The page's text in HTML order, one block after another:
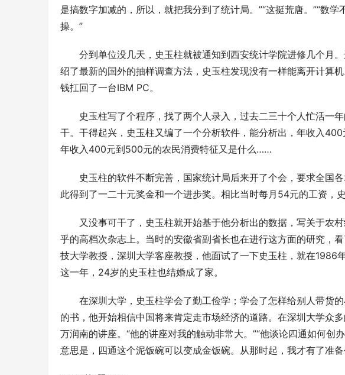
是搞数字加减的，所以，就把我分到了统计局。”“这挺荒唐。”“数
操。”
分到单位没几天，史玉柱就被通知到西安统计学院进修几个月。
绍了最新的国外的抽样调查方法，史玉柱发现没有一样能离开计算
钱扛回了一台IBM PC。
史玉柱写了个程序，找了两个人录入，过去二三十个人忙活一
干。干得起兴，史玉柱又编了一个分析软件，能分析出，年收入
年收入400元到500元的农民消费特征又是什么……
史玉柱的软件不断完善，国家统计局后来开了个会，要求全国各
此得到了一二十元奖金和一个进步奖。相比当时每月54元的工资，
又没事可干了，史玉柱就开始基于他分析出的数据，写关于农村
乎的高档次杂志上。当时的安徽省副省长也在进行这方面的研究，
技大学教授，深圳大学客座教授，他面试了一下史玉柱，就在1986
这一年，24岁的史玉柱也结婚成了家。
在深圳大学，史玉柱学会了勤工俭学；学会了怎样给别人带货
的书，他开始相信中国将来肯定走市场经济的道路。在深圳大学众
万润南的讲座。“他的讲座对我的触动非常大。”“他谈论四通如何创
意思是，四通这个泥饭碗可以变成金饭碗。从那时起，我才有了准